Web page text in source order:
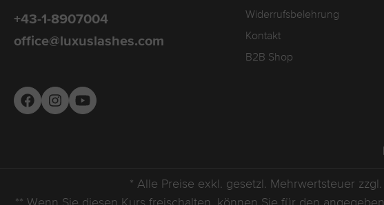
+43-1-8907004
office@luxuslashes.com
Widerrufsbelehrung
Kontakt
B2B Shop
* Alle Preise exkl. gesetzl. Mehrwertsteuer zzgl.